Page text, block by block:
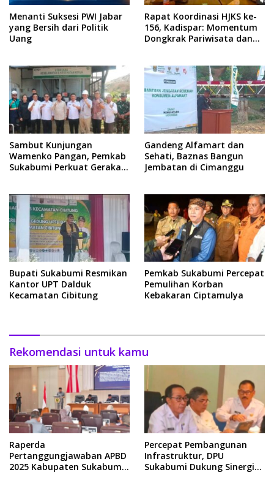
Menanti Suksesi PWI Jabar
yang Bersih dari Politik
Uang
Rapat Koordinasi HJKS ke-
156, Kadispar: Momentum
Dongkrak Pariwisata dan
Sambut Kunjungan
Wamenko Pangan, Pemkab
Sukabumi Perkuat Gerakan
Gandeng Alfamart dan
Sehati, Baznas Bangun
Jembatan di Cimanggu
Bupati Sukabumi Resmikan
Kantor UPT Dalduk
Kecamatan Cibitung
Pemkab Sukabumi Percepat
Pemulihan Korban
Kebakaran Ciptamulya
Rekomendasi untuk kamu
Raperda
Pertanggungjawaban APBD
2025 Kabupaten Sukabumi
Percepat Pembangunan
Infrastruktur, DPU
Sukabumi Dukung Sinergi